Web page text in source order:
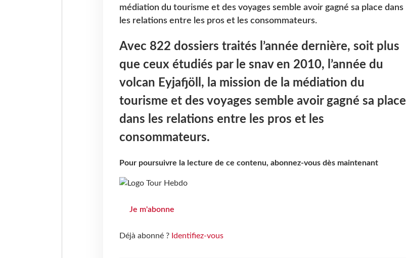
médiation du tourisme et des voyages semble avoir gagné sa place dans
les relations entre les pros et les consommateurs.
Avec 822 dossiers traités l’année dernière, soit plus
que ceux étudiés par le snav en 2010, l’année du
volcan Eyjafjöll, la mission de la médiation du
tourisme et des voyages semble avoir gagné sa place
dans les relations entre les pros et les
consommateurs.
Pour poursuivre la lecture de ce contenu, abonnez-vous dès maintenant
Je m'abonne
Déjà abonné ? Identifiez-vous